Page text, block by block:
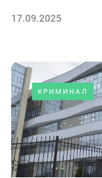
17.09.2025
КРИМИНАЛ